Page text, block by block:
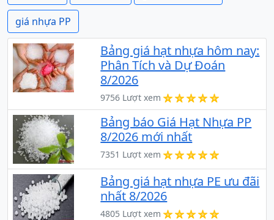
giá nhựa PP
Bảng giá hạt nhựa hôm nay:
Phân Tích và Dự Đoán
8/2026
9756 Lượt xem
Bảng báo Giá Hạt Nhựa PP
8/2026 mới nhất
7351 Lượt xem
Bảng giá hạt nhựa PE ưu đãi
nhất 8/2026
4805 Lượt xem